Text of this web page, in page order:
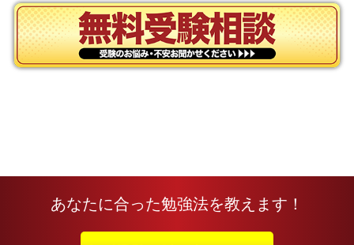
あなたに合った勉強法を教えます！